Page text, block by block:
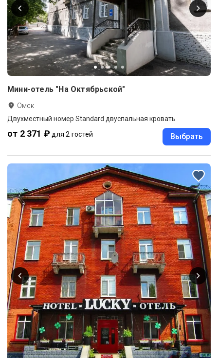
Мини-отель "На Октябрьской"
Омск
Двухместный номер Standard двуспальная кровать
от 2 371 ₽ для 2 гостей Выбрать